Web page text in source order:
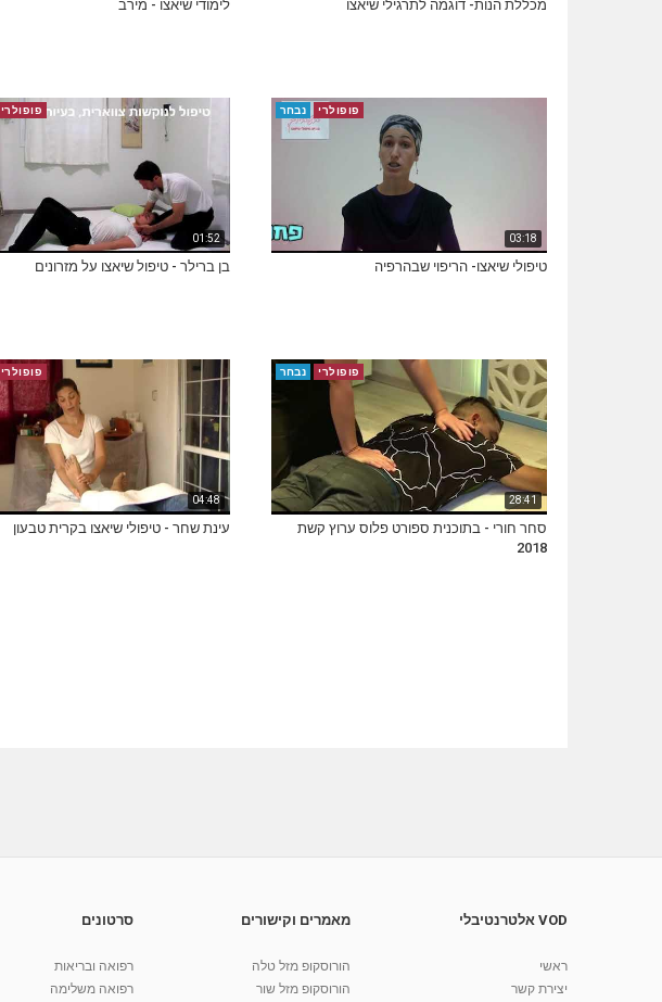
מכללת הנות- דוגמה לתרגילי שיאצו לימודי שיאצו - מירב
03:18
פופולרי נבחר
טיפולי שיאצו- הריפוי שבהרפיה
01:52
פופולרי
בן ברילר - טיפול שיאצו על מזרונים
28:41
פופולרי נבחר
סחר חורי - בתוכנית ספורט פלוס ערוץ קשת
2018
04:48
פופולרי
עינת שחר - טיפולי שיאצו בקרית טבעון
VOD אלטרנטיבלי
ראשי
יצירת קשר
מאמרים וקישורים
הורוסקופ מזל טלה
הורוסקופ מזל שור
סרטונים
רפואה ובריאות
רפואה משלימה